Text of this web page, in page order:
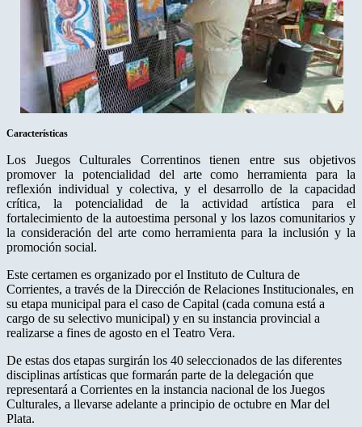
Características
Los Juegos Culturales Correntinos tienen entre sus objetivos
promover la potencialidad del arte como herramienta para la
reflexión individual y colectiva, y el desarrollo de la capacidad
crítica, la potencialidad de la actividad artística para el
fortalecimiento de la autoestima personal y los lazos comunitarios y
la consideración del arte como herramienta para la inclusión y la
promoción social.
Este certamen es organizado por el Instituto de Cultura de
Corrientes, a través de la Dirección de Relaciones Institucionales, en
su etapa municipal para el caso de Capital (cada comuna está a
cargo de su selectivo municipal) y en su instancia provincial a
realizarse a fines de agosto en el Teatro Vera.
De estas dos etapas surgirán los 40 seleccionados de las diferentes
disciplinas artísticas que formarán parte de la delegación que
representará a Corrientes en la instancia nacional de los Juegos
Culturales, a llevarse adelante a principio de octubre en Mar del
Plata.